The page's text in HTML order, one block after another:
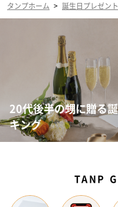
タンプホーム > 誕生日プレゼン
20代後半の甥に贈る
キング
TANP